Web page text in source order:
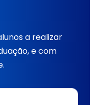
a realizar
e com